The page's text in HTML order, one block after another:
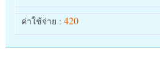
ค่าใช้จ่าย : 420